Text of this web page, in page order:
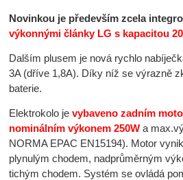
Novinkou je především zcela
výkonnými články LG s kapacitou
Dalším plusem je nová rychlo
3A (dříve 1,8A). Díky níž se výrazně
baterie.
Elektrokolo jevybaveno zadním
nominálním výkonem 250W a
NORMA EPAC EN15194). Motor
plynulým chodem, nadprůměrným
tichým chodem. Systém se ovládá